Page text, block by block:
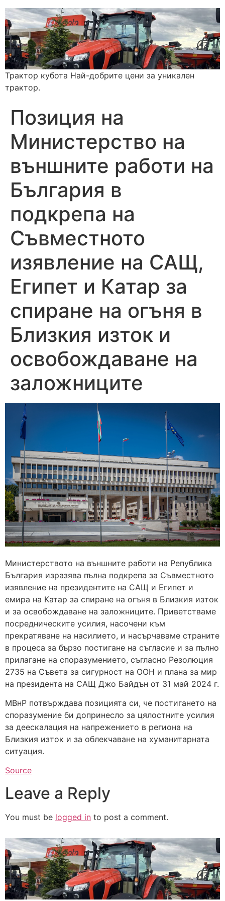
Трактор кубота Най-добрите цени за уникален
трактор.
Позиция на
Министерство на
външните работи на
България в
подкрепа на
Съвместното
изявление на САЩ,
Египет и Катар за
спиране на огъня в
Близкия изток и
освобождаване на
заложниците
Министерството на външните работи на Република
България изразява пълна подкрепа за Съвместното
изявление на президентите на САЩ и Египет и
емира на Катар за спиране на огъня в Близкия изток
и за освобождаване на заложниците. Приветстваме
посредническите усилия, насочени към
прекратяване на насилието, и насърчаваме страните
в процеса за бързо постигане на съгласие и за пълно
прилагане на споразумението, съгласно Резолюция
2735 на Съвета за сигурност на ООН и плана за мир
на президента на САЩ Джо Байдън от 31 май 2024 г.
МВнР потвърждава позицията си, че постигането на
споразумение би допринесло за цялостните усилия
за деескалация на напрежението в региона на
Близкия изток и за облекчаване на хуманитарната
ситуация.
Source
Leave a Reply
You must be logged in to post a comment.